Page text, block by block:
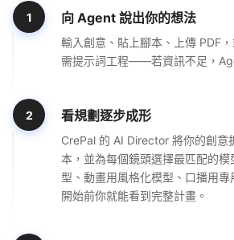
1 向 Agent 說出你的想法
輸入創意、貼上腳本、上傳 PDF
需提示詞工程——若資訊不足，
2 看規劃逐步成形
CrePal 的 AI Director 將你的創意
本，並為每個鏡頭選擇最匹配的
型、動畫用風格化模型、口播用
開始前你就能看到完整計畫。